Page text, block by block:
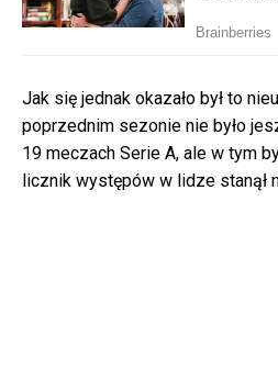
Jak się jednak okazało był to
poprzednim sezonie nie było
19 meczach Serie A, ale w tym
licznik występów w lidze stanął